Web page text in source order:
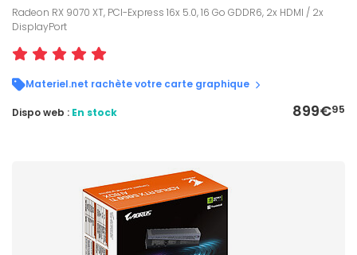
Radeon RX 9070 XT, PCI-Express 16x 5.0, 16 Go GDDR6, 2x HDMI / 2x
DisplayPort
Materiel.net rachète votre carte graphique
899€95
Dispo web : En stock